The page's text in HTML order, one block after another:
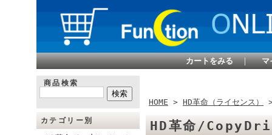
カートをみる ｜ マ
商品検索
カテゴリー別
HOME > HD革命（ライセンス）
HD革命/